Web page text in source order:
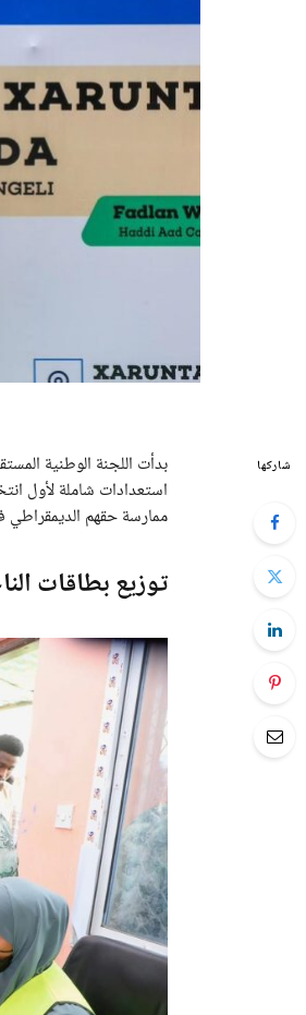
شاركها
بدأت اللجنة الوطنية
استعدادات شاملة لأول
ممارسة حقهم الديمقراطي
توزيع بطاقات